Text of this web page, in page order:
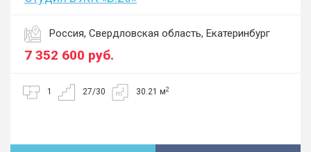
Россия, Свердловская область, Екатеринбург
7 352 600 руб.
1 27/30 30.21 м2